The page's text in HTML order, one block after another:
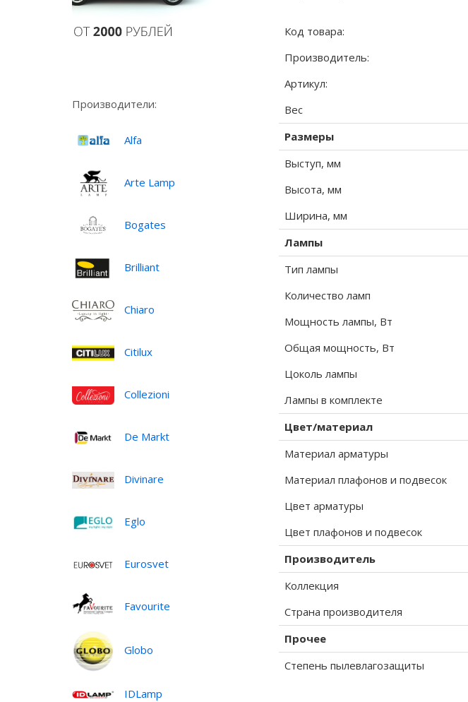
Производители:
Alfa
Arte Lamp
Bogates
Brilliant
Chiaro
Citilux
Collezioni
De Markt
Divinare
Eglo
Eurosvet
Favourite
Globo
IDLamp
Код товара:
Производитель:
Артикул:
Вес
Размеры
Выступ, мм
Высота, мм
Ширина, мм
Лампы
Тип лампы
Количество ламп
Мощность лампы, Вт
Общая мощность, Вт
Цоколь лампы
Лампы в комплекте
Цвет/материал
Материал арматуры
Материал плафонов и подвесок
Цвет арматуры
Цвет плафонов и подвесок
Производитель
Коллекция
Страна производителя
Прочее
Степень пылевлагозащиты